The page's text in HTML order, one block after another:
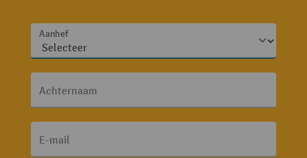
Aanhef
Achternaam
E-mail